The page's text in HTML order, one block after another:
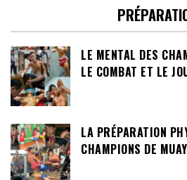
LE MENTAL DES
LE COMBAT ET LE
LA PRÉPARATION
CHAMPIONS DE